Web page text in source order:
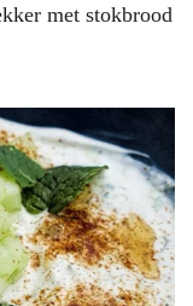
met stokbrood